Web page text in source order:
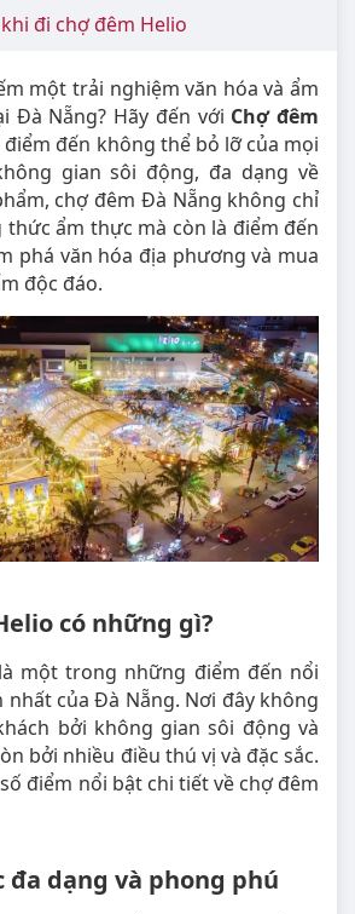
đi chợ đêm Helio
một trải nghiệm văn hóa và ẩm
Đà Nẵng? Hãy đến với Chợ đêm
điểm đến không thể bỏ lỡ của mọi
gian sôi động, đa dạng về
chợ đêm Đà Nẵng không chỉ
ẩm thực mà còn là điểm đến
phá văn hóa địa phương và mua
độc đáo.
có những gì?
một trong những điểm đến nổi
nhất của Đà Nẵng. Nơi đây không
bởi không gian sôi động và
bởi nhiều điều thú vị và đặc sắc.
điểm nổi bật chi tiết về chợ đêm
đa dạng và phong phú